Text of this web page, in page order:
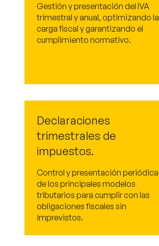
Gestión y presentación del IVA
trimestral y anual, optimizando la
carga fiscal y garantizando el
cumplimiento normativo.
Declaraciones
trimestrales de
impuestos.
Control y presentación periódica
de los principales modelos
tributarios para cumplir con las
obligaciones fiscales sin
imprevistos.